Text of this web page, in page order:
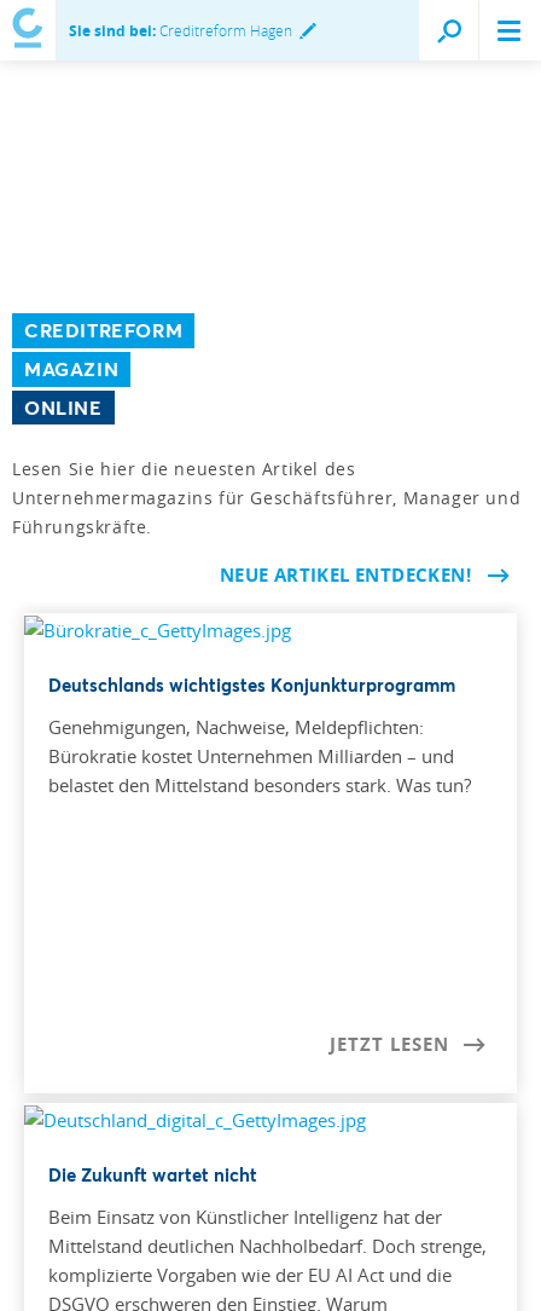
Sie sind bei:Creditreform Hagen
CREDITREFORM
MAGAZIN
ONLINE
Lesen Sie hier die neuesten Artikel des
Unternehmermagazins für Geschäftsführer, Manager und
Führungskräfte.
NEUE ARTIKEL ENTDECKEN!
Deutschlands wichtigstes Konjunkturprogramm
Genehmigungen, Nachweise, Meldepflichten:
Bürokratie kostet Unternehmen Milliarden – und
belastet den Mittelstand besonders stark. Was tun?
JETZT LESEN
Die Zukunft wartet nicht
Beim Einsatz von Künstlicher Intelligenz hat der
Mittelstand deutlichen Nachholbedarf. Doch strenge,
komplizierte Vorgaben wie der EU AI Act und die
DSGVO erschweren den Einstieg. Warum